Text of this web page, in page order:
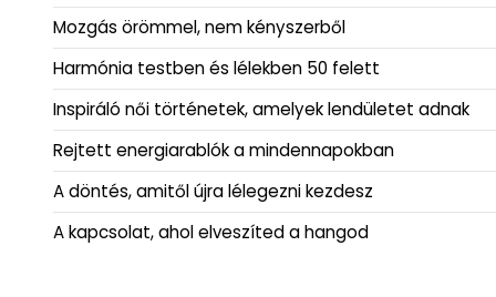
Mozgás örömmel, nem kényszerből
Harmónia testben és lélekben 50 felett
Inspiráló női történetek, amelyek lendületet adnak
Rejtett energiarablók a mindennapokban
A döntés, amitől újra lélegezni kezdesz
A kapcsolat, ahol elveszíted a hangod